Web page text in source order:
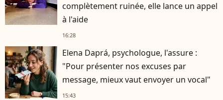
complètement ruinée, elle lance un appel
à l'aide
16:28
Elena Daprá, psychologue, l'assure :
"Pour présenter nos excuses par
message, mieux vaut envoyer un vocal"
15:43